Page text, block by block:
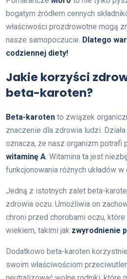
bogatym źródłem cennych
właściwości prozdrowotne mogą
nasze samopoczucie. Dlatego
codziennej diety!
Jakie korzyści
beta-karoten?
Beta-karoten to związek
znaczenie dla zdrowia ludzi. Działa
oznacza, że nasz organizm potrafi
witaminę A. Witamina ta jest
funkcjonowania różnych układów w
Jedną z istotnych zalet beta-
zdrowia oczu. Umożliwia on
chroni przed chorobami oczu,
wiekiem, takimi jak zwyrodnienie
Dodatkowo beta-karoten
swoim właściwościom